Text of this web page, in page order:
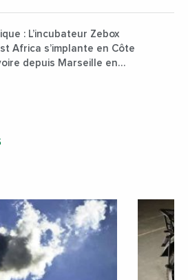
: L’incubateur Zebox
Africa s’implante en Côte
depuis Marseille en